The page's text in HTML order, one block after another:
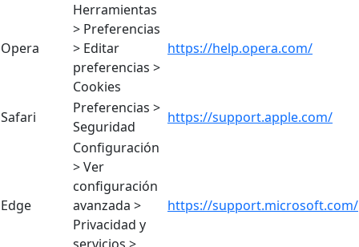
Opera
Herramientas
> Preferencias
> Editar
preferencias >
Cookies
https://help.opera.com/
Safari
Preferencias >
Seguridad
https://support.apple.com/
Edge
Configuración
> Ver
configuración
avanzada >
Privacidad y
https://support.microsoft.com/